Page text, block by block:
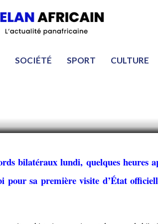
SOCIÉTÉ SPORT CULTURE
signent un
bilatéraux lundi, quelques heures
sa première visite d’État